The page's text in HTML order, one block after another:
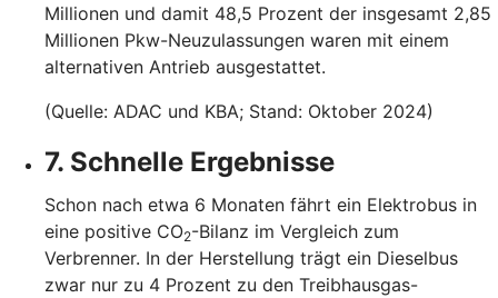
Millionen und damit 48,5 Prozent der insgesamt 2,85
Millionen Pkw-Neuzulassungen waren mit einem
alternativen Antrieb ausgestattet.
(Quelle: ADAC und KBA; Stand: Oktober 2024)
7. Schnelle Ergebnisse
Schon nach etwa 6 Monaten fährt ein Elektrobus in
eine positive CO2-Bilanz im Vergleich zum
Verbrenner. In der Herstellung trägt ein Dieselbus
zwar nur zu 4 Prozent zu den Treibhausgas-